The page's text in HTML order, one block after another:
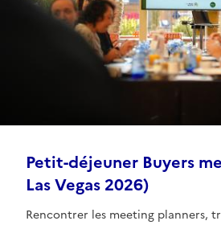
Petit-déjeuner Buyers
Las Vegas 2026)
Rencontrer les meeting planners,